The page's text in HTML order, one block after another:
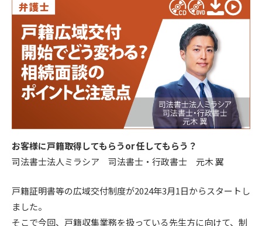
お客様に戸籍取得してもらうor 任してもらう？
司法書士法人ミラシア 司法書士・行政書士 元木 翼
戸籍証明書等の広域交付制度が2024年3月1日からスタートし
ました。
そこで今回、戸籍収集業務を扱っている先生方に向けて、制